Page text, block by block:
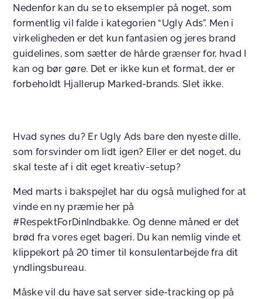
Nedenfor kan du se to eksempler på noget, som
formentlig vil falde i kategorien “Ugly Ads”. Men i
virkeligheden er det kun fantasien og jeres brand
guidelines, som sætter de hårde grænser for, hvad I
kan og bør gøre. Det er ikke kun et format, der er
forbeholdt Hjallerup Marked-brands. Slet ikke.
Hvad synes du? Er Ugly Ads bare den nyeste dille,
som forsvinder om lidt igen? Eller er det noget, du
skal teste af i dit eget kreativ-setup?
Med marts i bakspejlet har du også mulighed for at
vinde en ny præmie her på
#RespektForDinIndbakke. Og denne måned er det
brød fra vores eget bageri. Du kan nemlig vinde et
klippekort på 20 timer til konsulentarbejde fra dit
yndlingsbureau.
Måske vil du have sat server side-tracking op på